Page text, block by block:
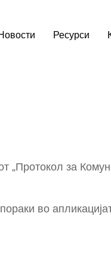
Ресурси
„Протокол за
во